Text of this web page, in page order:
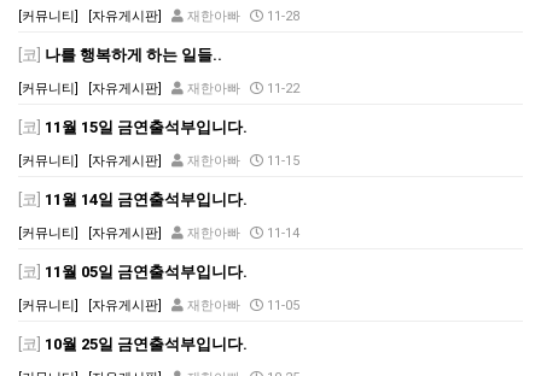
[커뮤니티] [자유게시판] 재한아빠 11-28
[코] 나를 행복하게 하는 일들..
[커뮤니티] [자유게시판] 재한아빠 11-22
[코] 11월 15일 금연출석부입니다.
[커뮤니티] [자유게시판] 재한아빠 11-15
[코] 11월 14일 금연출석부입니다.
[커뮤니티] [자유게시판] 재한아빠 11-14
[코] 11월 05일 금연출석부입니다.
[커뮤니티] [자유게시판] 재한아빠 11-05
[코] 10월 25일 금연출석부입니다.